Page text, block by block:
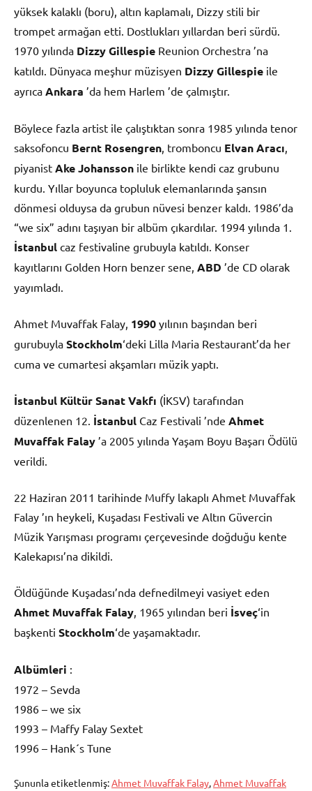
yüksek kalaklı (boru), altın kaplamalı, Dizzy stili bir
trompet armağan etti. Dostlukları yıllardan beri sürdü.
1970 yılında Dizzy Gillespie Reunion Orchestra ’na
katıldı. Dünyaca meşhur müzisyen Dizzy Gillespie ile
ayrıca Ankara ’da hem Harlem ’de çalmıştır.
Böylece fazla artist ile çalıştıktan sonra 1985 yılında tenor
saksofoncu Bernt Rosengren, tromboncu Elvan Aracı,
piyanist Ake Johansson ile birlikte kendi caz grubunu
kurdu. Yıllar boyunca topluluk elemanlarında şansın
dönmesi olduysa da grubun nüvesi benzer kaldı. 1986’da
“we six” adını taşıyan bir albüm çıkardılar. 1994 yılında 1.
İstanbul caz festivaline grubuyla katıldı. Konser
kayıtlarını Golden Horn benzer sene, ABD ’de CD olarak
yayımladı.
Ahmet Muvaffak Falay, 1990 yılının başından beri
gurubuyla Stockholm‘deki Lilla Maria Restaurant’da her
cuma ve cumartesi akşamları müzik yaptı.
İstanbul Kültür Sanat Vakfı (İKSV) tarafından
düzenlenen 12. İstanbul Caz Festivali ’nde Ahmet
Muvaffak Falay ’a 2005 yılında Yaşam Boyu Başarı Ödülü
verildi.
22 Haziran 2011 tarihinde Muffy lakaplı Ahmet Muvaffak
Falay ’ın heykeli, Kuşadası Festivali ve Altın Güvercin
Müzik Yarışması programı çerçevesinde doğduğu kente
Kalekapısı’na dikildi.
Öldüğünde Kuşadası’nda defnedilmeyi vasiyet eden
Ahmet Muvaffak Falay, 1965 yılından beri İsveç‘in
başkenti Stockholm‘de yaşamaktadır.
Albümleri :
1972 – Sevda
1986 – we six
1993 – Maffy Falay Sextet
1996 – Hank´s Tune
Şununla etiketlenmiş:Ahmet Muvaffak Falay,Ahmet Muvaffak